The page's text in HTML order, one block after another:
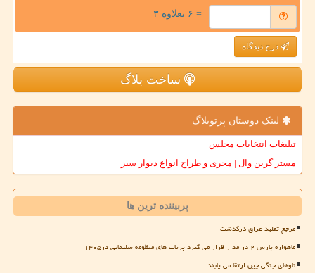
= ۶ بعلاوه ۳
درج دیدگاه
ساخت بلاگ
لینک دوستان پرتوبلاگ
تبلیغات انتخابات مجلس
مستر گرین وال | مجری و طراح انواع دیوار سبز
پربیننده ترین ها
مرجع تقلید عراق درگذشت
ماهواره پارس ۲ در مدار قرار می گیرد پرتاب های منظومه سلیمانی در۱۴۰۵
ناوهای جنگی چین ارتقا می یابند